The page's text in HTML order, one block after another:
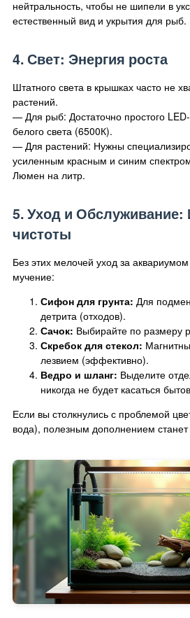
нейтральность, чтобы не шипели в
естественный вид и укрытия для рыб.
4. Свет: Энергия роста
Штатного света в крышках часто не
растений.
— Для рыб: Достаточно простого
белого света (6500К).
— Для растений: Нужны
усиленным красным и синим
Люмен на литр.
5. Уход и
чистоты
Без этих мелочей уход за
мучение:
Сифон для грунта: Для
детрита (отходов).
Сачок: Выбирайте по размеру
Скребок для стекол:
лезвием (эффективно).
Ведро и шланг: Выделите
никогда не будет касаться
Если вы столкнулись с проблемой
вода), полезным дополнением станет